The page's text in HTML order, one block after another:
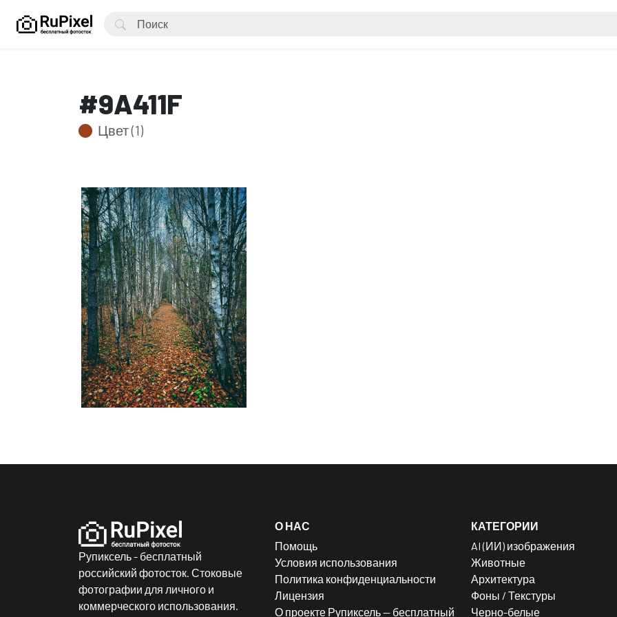
#9A411F
Цвет (1)
Рупиксель - бесплатный
российский фотосток. Стоковые
фотографии для личного и
коммерческого использования.
О НАС
Помощь
Условия использования
Политика конфиденциальности
Лицензия
О проекте Рупиксель — бесплатный
КАТЕГОРИИ
AI (ИИ) изображения
Животные
Архитектура
Фоны / Текстуры
Черно-белые